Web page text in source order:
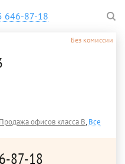
646-87-18
Без комиссии
Продажа офисов класса B,Все
87-18